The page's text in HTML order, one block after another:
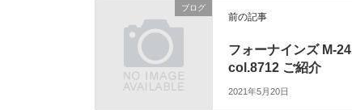
ブログ
前の記事
フォーナインズ M-24
col.8712 ご紹介
2021年5月20日